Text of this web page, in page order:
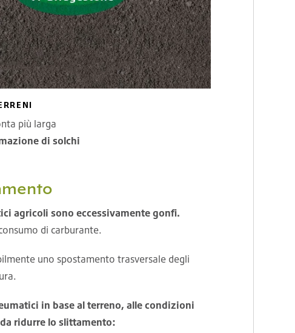
più larga
di solchi
agricoli sono eccessivamente gonfi.
di carburante.
uno spostamento trasversale degli
in base al terreno, alle condizioni
ridurre lo slittamento: